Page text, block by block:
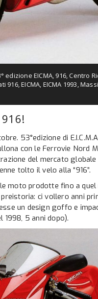
edizione EICMA, 916,Centro
916,EICMA, EICMA 1993,
916!
53°edizione di
con le Ferrovie Nord
del mercato
tolto il velo alla “916”.
moto prodotte fino a
ci vollero anni
un design goffo e
1998, 5 anni dopo).